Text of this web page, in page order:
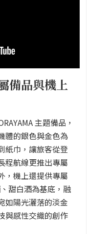
備品與機上
主題備品，
體的銀色與金色為
紙巾，讓旅客從登
程航線更推出專屬
，機上還提供專屬
甜白酒為基底，融
如陽光灑落的淡金
與感性交織的創作